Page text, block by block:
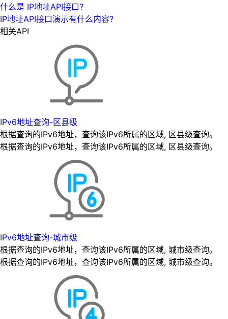
什么是 IP地址API接口?
IP地址API接口演示有什么内容?
相关API
IPv6地址查询-区县级
根据查询的IPv6地址，查询该IPv6所属的区域, 区县级查询。
根据查询的IPv6地址，查询该IPv6所属的区域, 区县级查询。
IPv6地址查询-城市级
根据查询的IPv6地址，查询该IPv6所属的区域, 城市级查询。
根据查询的IPv6地址，查询该IPv6所属的区域, 城市级查询。